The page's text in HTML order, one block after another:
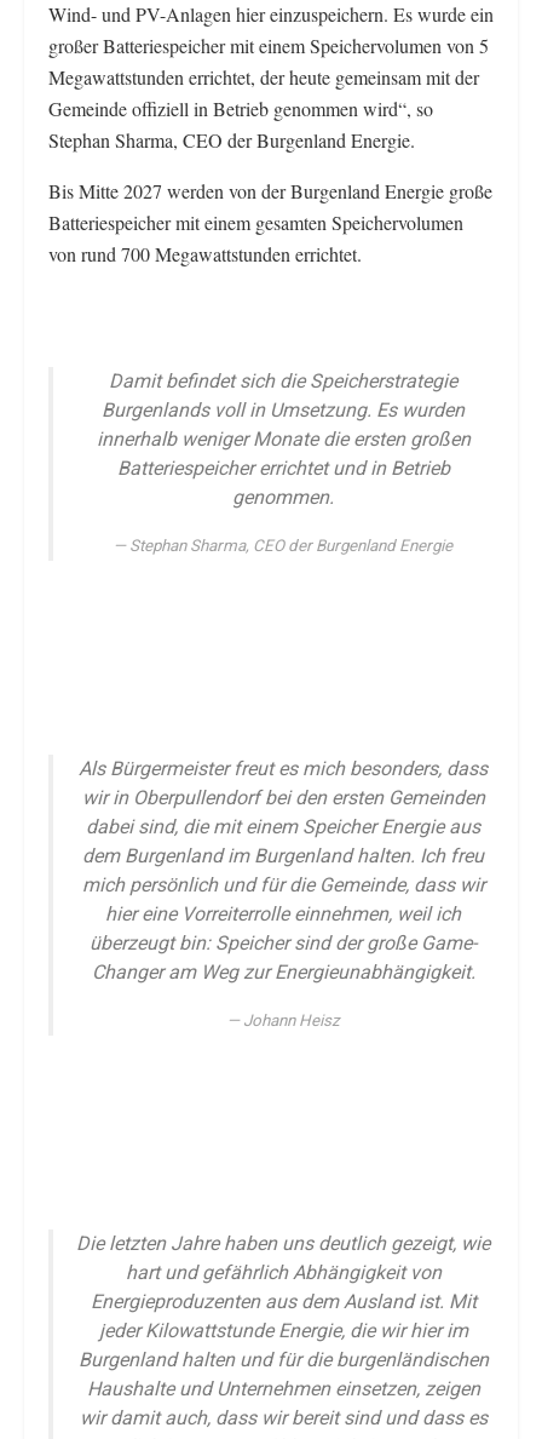
Wind- und PV-Anlagen hier einzuspeichern. Es wurde ein
großer Batteriespeicher mit einem Speichervolumen von 5
Megawattstunden errichtet, der heute gemeinsam mit der
Gemeinde offiziell in Betrieb genommen wird“, so
Stephan Sharma, CEO der Burgenland Energie.
Bis Mitte 2027 werden von der Burgenland Energie große
Batteriespeicher mit einem gesamten Speichervolumen
von rund 700 Megawattstunden errichtet.
Damit befindet sich die Speicherstrategie
Burgenlands voll in Umsetzung. Es wurden
innerhalb weniger Monate die ersten großen
Batteriespeicher errichtet und in Betrieb
genommen.
Stephan Sharma, CEO der Burgenland Energie
Als Bürgermeister freut es mich besonders, dass
wir in Oberpullendorf bei den ersten Gemeinden
dabei sind, die mit einem Speicher Energie aus
dem Burgenland im Burgenland halten. Ich freu
mich persönlich und für die Gemeinde, dass wir
hier eine Vorreiterrolle einnehmen, weil ich
überzeugt bin: Speicher sind der große Game-
Changer am Weg zur Energieunabhängigkeit.
Johann Heisz
Die letzten Jahre haben uns deutlich gezeigt, wie
hart und gefährlich Abhängigkeit von
Energieproduzenten aus dem Ausland ist. Mit
jeder Kilowattstunde Energie, die wir hier im
Burgenland halten und für die burgenländischen
Haushalte und Unternehmen einsetzen, zeigen
wir damit auch, dass wir bereit sind und dass es